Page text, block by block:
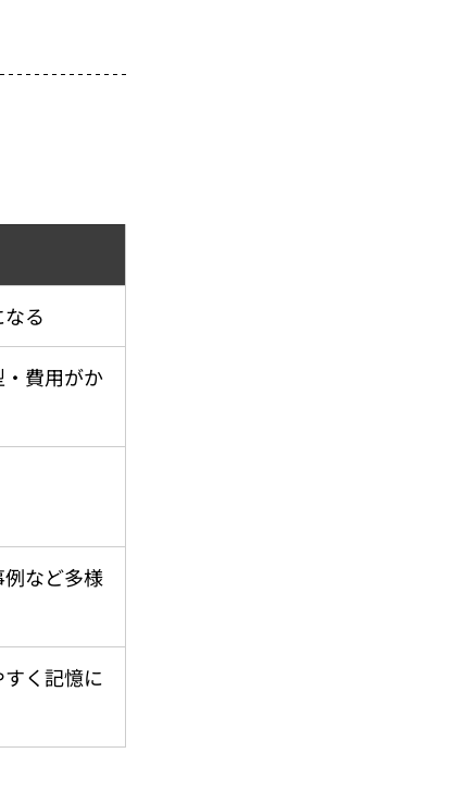
る
費用がか
など多様
く記憶に